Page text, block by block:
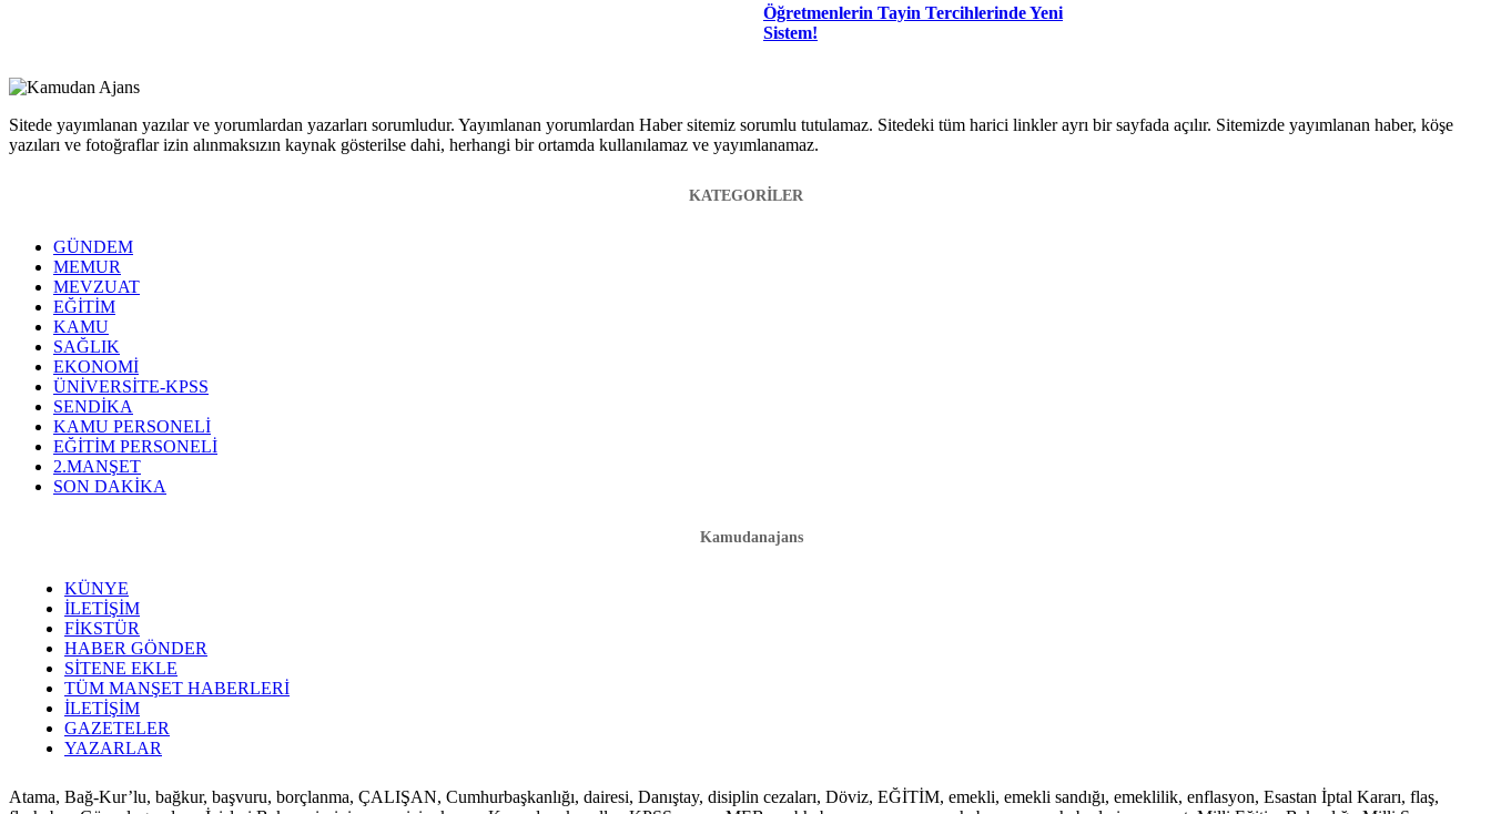
Öğretmenlerin Tayin Tercihlerinde Yeni
Sistem!
Sitede yayımlanan yazılar ve yorumlardan yazarları sorumludur. Yayımlanan yorumlardan Haber sitemiz sorumlu tutulamaz. Sitedeki tüm harici linkler ayrı bir sayfada açılır. Sitemizde yayımlanan haber, köşe
yazıları ve fotoğraflar izin alınmaksızın kaynak gösterilse dahi, herhangi bir ortamda kullanılamaz ve yayımlanamaz.
KATEGORİLER
GÜNDEM
MEMUR
MEVZUAT
EĞİTİM
KAMU
SAĞLIK
EKONOMİ
ÜNİVERSİTE-KPSS
SENDİKA
KAMU PERSONELİ
EĞİTİM PERSONELİ
2.MANŞET
SON DAKİKA
Kamudanajans
KÜNYE
İLETİŞİM
FİKSTÜR
HABER GÖNDER
SİTENE EKLE
TÜM MANŞET HABERLERİ
İLETİŞİM
GAZETELER
YAZARLAR
Atama, Bağ-Kur’lu, bağkur, başvuru, borçlanma, ÇALIŞAN, Cumhurbaşkanlığı, dairesi, Danıştay, disiplin cezaları, Döviz, EĞİTİM, emekli, emekli sandığı, emeklilik, enflasyon, Esastan İptal Kararı, flaş,